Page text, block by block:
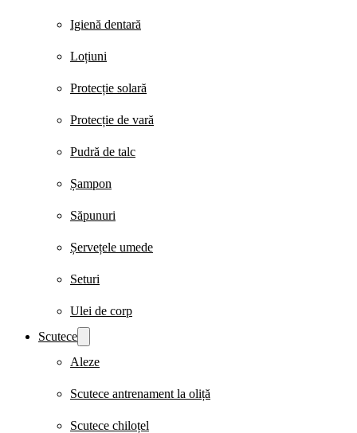
Igienă dentară
Loțiuni
Protecție solară
Protecție de vară
Pudră de talc
Șampon
Săpunuri
Șervețele umede
Seturi
Ulei de corp
Scutece
Aleze
Scutece antrenament la oliță
Scutece chiloțel